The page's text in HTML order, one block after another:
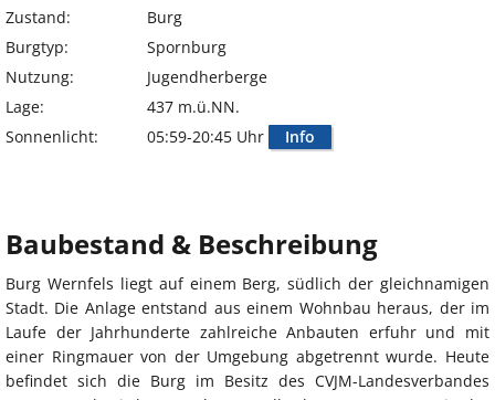
Zustand:
Burg
Burgtyp:
Spornburg
Nutzung:
Jugendherberge
Lage:
437 m.ü.NN.
Sonnenlicht:
05:59-20:45 Uhr Info
Baubestand & Beschreibung
Burg Wernfels liegt auf einem Berg, südlich der gleichnamigen
Stadt. Die Anlage entstand aus einem Wohnbau heraus, der im
Laufe der Jahrhunderte zahlreiche Anbauten erfuhr und mit
einer Ringmauer von der Umgebung abgetrennt wurde. Heute
befindet sich die Burg im Besitz des CVJM-Landesverbandes